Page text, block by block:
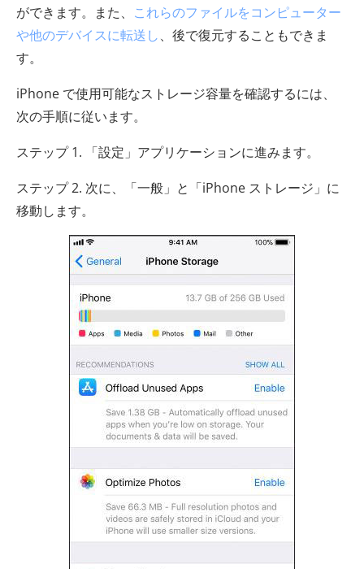
ができます。また、 これらのファイルをコンピューター
や他のデバイスに転送し、後で復元することもできま
す。
iPhone で使用可能なストレージ容量を確認するには、
次の手順に従います。
ステップ 1. 「設定」アプリケーションに進みます。
ステップ 2. 次に、「一般」と「iPhone ストレージ」に
移動します。